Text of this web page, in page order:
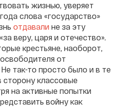
жизнью, уверяет
слова «государство»
отдавали не за эту
веру, царя и отечество».
крестьяне, наоборот,
от
так-то просто было и в те
сторону классовые
на активные попытки
войну как